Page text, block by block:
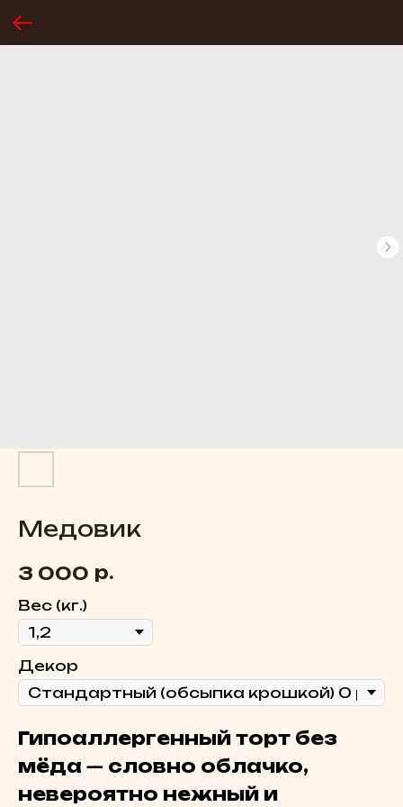
Медовик
3 000 р.
Вес (кг.)
Декoр
Гипоаллергенный торт без
мёда — словно облачко,
невероятно нежный и